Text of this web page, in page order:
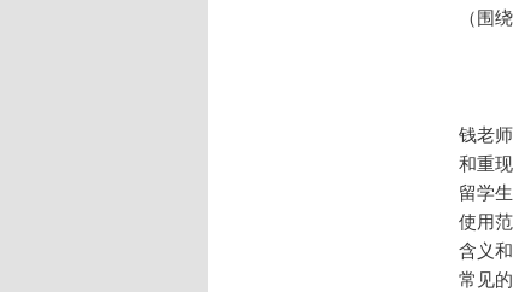
（围
钱老
和重
留学
使用
含义
常见